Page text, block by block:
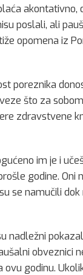
poslali, ali
opomena iz
poreznika
što za
zdravstvene
im je i
godine.
se namučili
nadležni
obveznici
godinu.